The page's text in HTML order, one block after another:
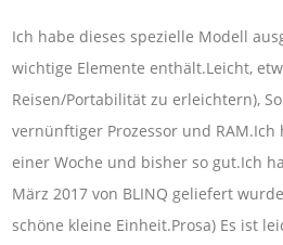
Ich habe dieses spezielle Modell
wichtige Elemente enthält.Leicht,
Reisen/Portabilität zu erleichtern),
vernünftiger Prozessor und
einer Woche und bisher so gut.Ich
März 2017 von BLINQ geliefert
schöne kleine Einheit.Prosa) Es ist